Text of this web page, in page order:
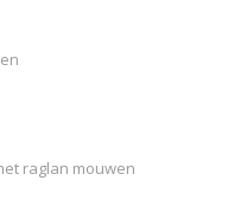
raglan mouwen